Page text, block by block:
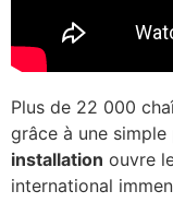
Plus de 22 000
grâce à une
installation ouvre
international